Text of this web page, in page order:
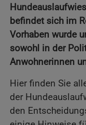
befindet sich im
Vorhaben wurde
sowohl in der
Anwohnerinnen
Hier finden Sie
der
den